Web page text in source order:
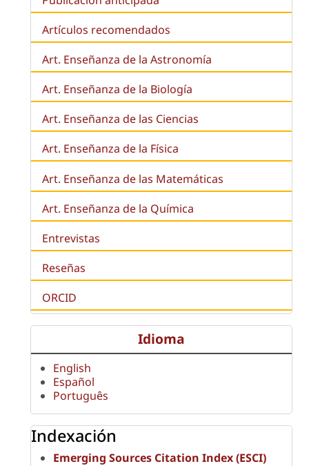
Artículos recomendados
Art. Enseñanza de la Astronomía
Art. Enseñanza de la Biología
Art. Enseñanza de las Ciencias
Art. Enseñanza de la Física
Art. Enseñanza de las Matemáticas
Art. Enseñanza de la Química
Entrevistas
Reseñas
ORCID
Idioma
English
Español
Português
Indexación
Emerging Sources Citation Index (ESCI)